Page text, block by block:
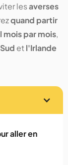
lesaverses
quand partir
par mois,
et l'Irlande
aller en